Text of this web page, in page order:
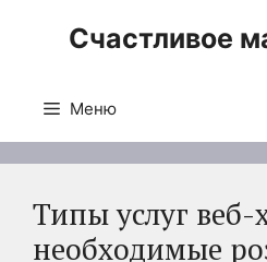
Счастливое
Меню
Типы услуг веб-
необходимые